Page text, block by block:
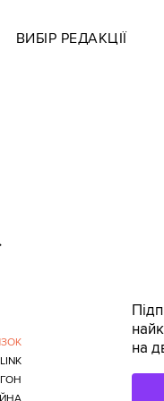
ВИБІР РЕДАКЦІЇ
на